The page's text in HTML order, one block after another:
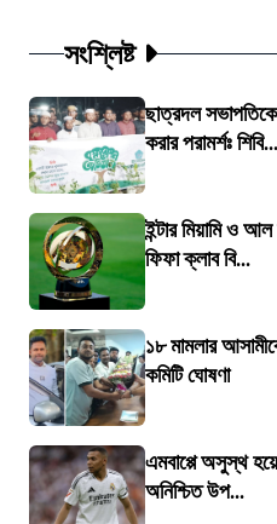
সংশ্লিষ্ট
ছাত্রদল সভাপতিকে
করার পরামর্শঃ শিবি...
ইন্টার মিয়ামি ও
ফিফা ক্লাব বি...
১৮ মামলার
কমিটি ঘোষণা
এমবাপ্পে অসুস্থ
অনিশ্চিত উপ...